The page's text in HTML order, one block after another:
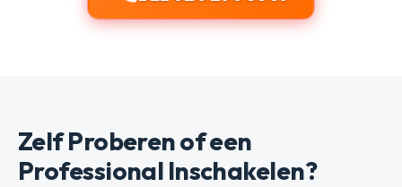
Zelf Proberen of een
Professional Inschakelen?